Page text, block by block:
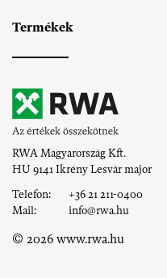
Termékek
RWA Magyarország Kft.
HU 9141 IkrényLesvár major
Telefon:
+36 21 211-0400
Mail:
info@rwa.hu
© 2026 www.rwa.hu